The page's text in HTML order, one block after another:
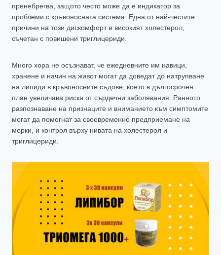
пренебрегва, защото често може да е индикатор за
проблеми с кръвоносната система. Една от най-честите
причини на този дискомфорт е високият холестерол,
съчетан с повишени триглицериди.
Много хора не осъзнават, че ежедневните им навици,
хранене и начин на живот могат да доведат до натрупване
на липиди в кръвоносните съдове, което в дългосрочен
план увеличава риска от сърдечни заболявания. Ранното
разпознаване на признаците и вниманието към симптомите
могат да помогнат за своевременно предприемане на
мерки, и контрол върху нивата на холестерол и
триглицериди.